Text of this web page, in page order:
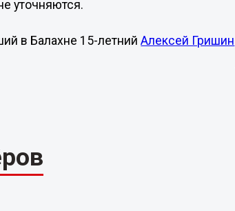
уточняются.
в Балахне 15-летнийАлексей Гришин